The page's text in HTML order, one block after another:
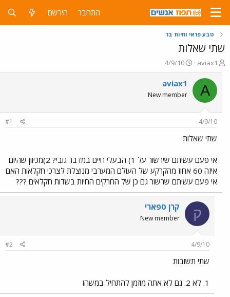
התחבר הירשם
טבע פראי וחיות בר
שתי שאלות
פ
ו
ת
ח
ה
ו
ש
א
aviax1
פ
ו
ר
ם
ר
4/9/10
A
aviax1
New member
4/9/10
#1
שתי שאלות
אי פעם עשיתם שירשור על 1) הבעלי חיים במדבר גובי? 2)מכיוון שהיום
איזה 60 אחוז מהקרקע של העולם המערבי מנוצלת לצרכי חקלאות האם
אי פעם עשיתם שרשור גם כן של החרקים החיות בשדות חקלאים ???
ק קרן ספארי
New member
4/9/10
#2
שתי תשובות
1. לא 2. גם לא אתה מוזמן להתחיל במשהו